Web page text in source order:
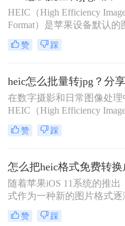
图片。因此，heic怎么批量
成为了一个常见的需求。本
介绍几种简单高效的方法，
松实现HEIC到JPG的批量转
HEIC（High Efficiency
Format）是苹果设备默认的
式，虽然节省存储空间，但
差。那么heic怎么批量转jpg
的方法，涵盖不同系统和需
赞 踩
在数字摄影和日常图像处理
HEIC（High Efficiency
Format）作为一种高效的图
因其出色的压缩率和图像质
用。然而，这种格式在非苹
某些应用程序中可能不被直
因此需要将HEIC批量转换
JPG格式。那么heic怎么批
呢？本文将介绍三种将
为JPG的高效方法。
赞 踩
随着苹果iOS 11系统的推出
式作为一种新的图片格式逐
们的视野。这种格式能够在
质量的同时，减少系统储存
赞 踩